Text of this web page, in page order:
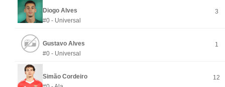
Diogo Alves
#0 - Universal
3
Gustavo Alves
#0 - Universal
1
Simão Cordeiro
12